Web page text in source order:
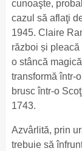
cunoaşte,
cazul să aflaţi
1945. Claire
război și
o stâncă
transformă într-
brusc într-o
1743.
Azvârlită, prin
trebuie să